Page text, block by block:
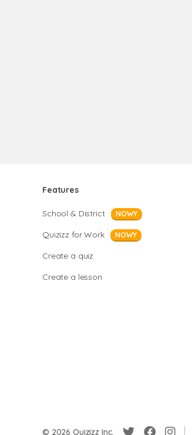
Features
School & District NOWY
Quizizz for Work NOWY
Create a quiz
Create a lesson
© 2026 Quizizz Inc.